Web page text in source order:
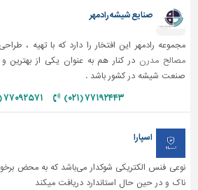
صنایع شیشه رادمهر
مجموعه رادمهر این افتخار را دارد که با تهیه ،
مصالح مدرن در کنار هم به عنوان یکی از بهترین
صنعت شیشه در کشور باشد .
۷۷۱۹۲۴۴۳ (۰۲۱) ۷۷۰۹۲۵۷۱ (۰۲۱)
اسپارا
نوعی فنس الکتریکی شوکدار می‌باشد که به محض
ناک و در حین حال استاندارد دریافت میکند